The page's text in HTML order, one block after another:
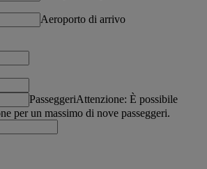
Aeroporto di arrivo
PasseggeriAttenzione: È possibile
per un massimo di nove passeggeri.